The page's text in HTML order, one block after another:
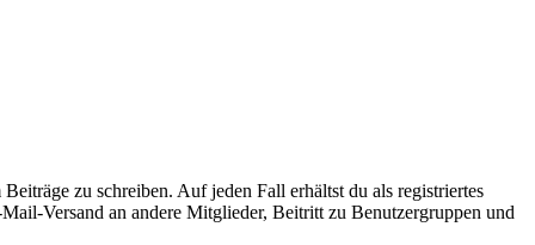
zu schreiben. Auf jeden Fall erhältst du als registriertes
Versand an andere Mitglieder, Beitritt zu Benutzergruppen und